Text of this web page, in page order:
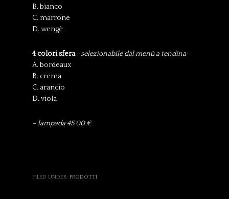
B. bianco
C. marrone
D. wengè
4 colori sfera–selezionabile dal menù a tendina-
A. bordeaux
B. crema
C. arancio
D. viola
– lampada 45.00 €
FILED UNDER: PRODOTTI